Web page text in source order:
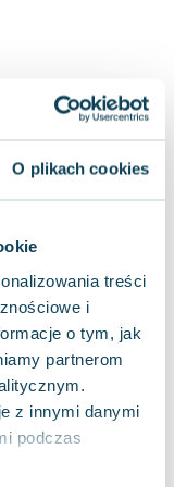
O plikach cookies
treści
i
o tym, jak
partnerom
z innymi danymi
podczas